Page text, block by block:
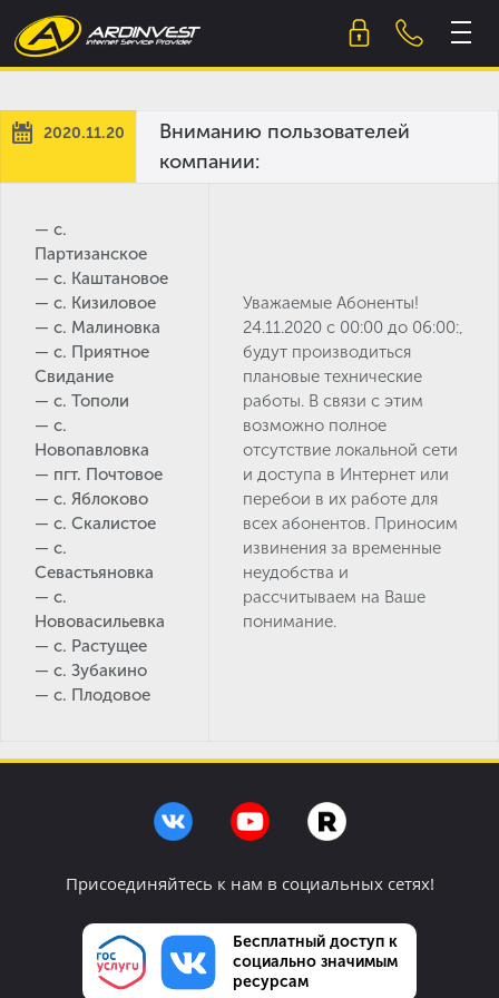
to
content
2020.11.20
Вниманию пользователей
компании:
— с.
Партизанское
— с. Каштановое
— с. Кизиловое
— с. Малиновка
— с. Приятное
Свидание
— с. Тополи
— с.
Новопавловка
— пгт. Почтовое
— с. Яблоково
— с. Скалистое
— с.
Севастьяновка
— с.
Нововасильевка
— с. Растущее
— с. Зубакино
— с. Плодовое
Уважаемые Абоненты!
24.11.2020 с 00:00 до 06:00:,
будут производиться
плановые технические
работы. B связи с этим
возможно полное
отсутствие локальной сети
и доступа в Интернет или
перебои в их работе для
всех абонентов. Приносим
извинения за временные
неудобства и
рассчитываем на Ваше
понимание.
Присоединяйтесь к нам в социальных сетях!
Бесплатный доступ к
социально значимым
ресурсам